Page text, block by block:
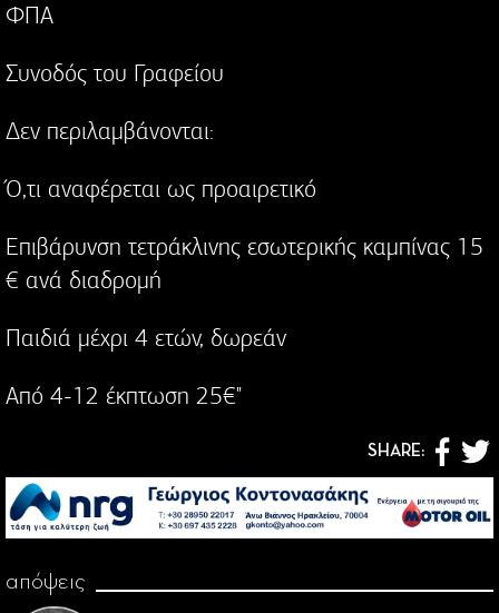
ΦΠΑ
Συνοδός του Γραφείου
Δεν περιλαμβάνονται:
Ό,τι αναφέρεται ως προαιρετικό
Επιβάρυνση τετράκλινης εσωτερικής καμπίνας 15
€ ανά διαδρομή
Παιδιά μέχρι 4 ετών, δωρεάν
Από 4-12 έκπτωση 25€"
SHARE:
απόψεις